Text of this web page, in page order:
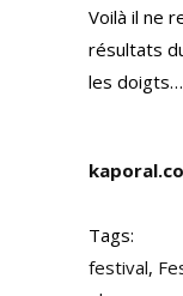
Voilà il ne
résultats
les doigts…
Tags:
festival,